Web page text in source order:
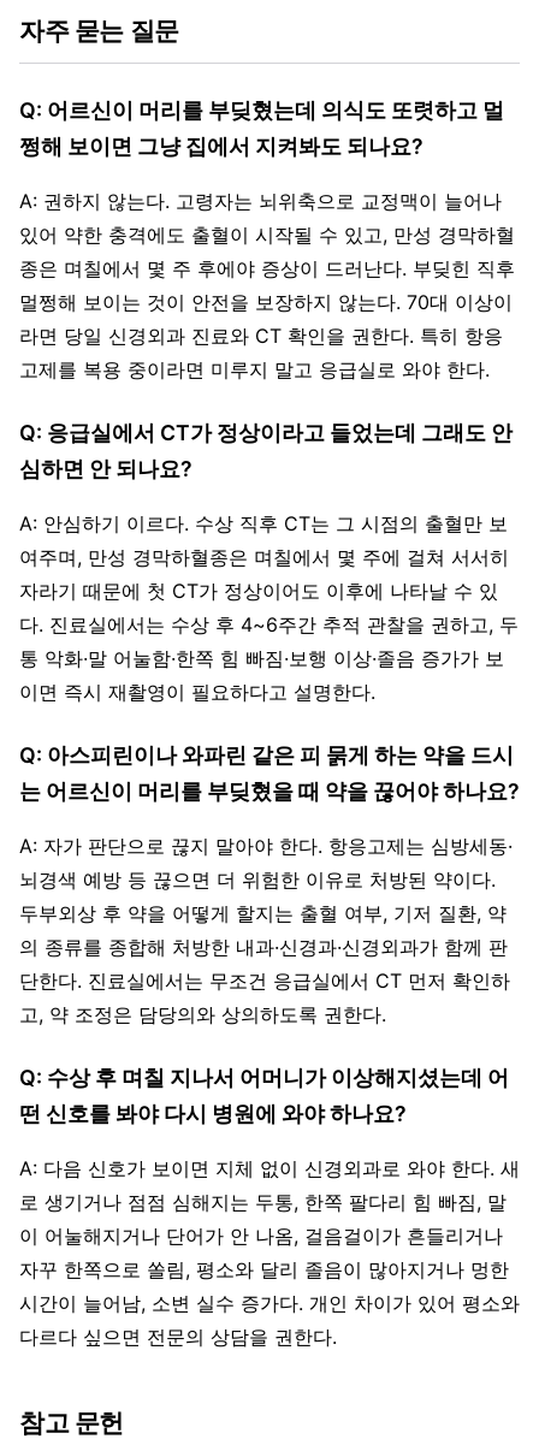
자주 묻는 질문
Q: 어르신이 머리를 부딪혔는데 의식도 또렷하고 멀
쩡해 보이면 그냥 집에서 지켜봐도 되나요?
A: 권하지 않는다. 고령자는 뇌위축으로 교정맥이 늘어나
있어 약한 충격에도 출혈이 시작될 수 있고, 만성 경막하혈
종은 며칠에서 몇 주 후에야 증상이 드러난다. 부딪힌 직후
멀쩡해 보이는 것이 안전을 보장하지 않는다. 70대 이상이
라면 당일 신경외과 진료와 CT 확인을 권한다. 특히 항응
고제를 복용 중이라면 미루지 말고 응급실로 와야 한다.
Q: 응급실에서 CT가 정상이라고 들었는데 그래도 안
심하면 안 되나요?
A: 안심하기 이르다. 수상 직후 CT는 그 시점의 출혈만 보
여주며, 만성 경막하혈종은 며칠에서 몇 주에 걸쳐 서서히
자라기 때문에 첫 CT가 정상이어도 이후에 나타날 수 있
다. 진료실에서는 수상 후 4~6주간 추적 관찰을 권하고, 두
통 악화·말 어눌함·한쪽 힘 빠짐·보행 이상·졸음 증가가 보
이면 즉시 재촬영이 필요하다고 설명한다.
Q: 아스피린이나 와파린 같은 피 묽게 하는 약을 드시
는 어르신이 머리를 부딪혔을 때 약을 끊어야 하나요?
A: 자가 판단으로 끊지 말아야 한다. 항응고제는 심방세동·
뇌경색 예방 등 끊으면 더 위험한 이유로 처방된 약이다.
두부외상 후 약을 어떻게 할지는 출혈 여부, 기저 질환, 약
의 종류를 종합해 처방한 내과·신경과·신경외과가 함께 판
단한다. 진료실에서는 무조건 응급실에서 CT 먼저 확인하
고, 약 조정은 담당의와 상의하도록 권한다.
Q: 수상 후 며칠 지나서 어머니가 이상해지셨는데 어
떤 신호를 봐야 다시 병원에 와야 하나요?
A: 다음 신호가 보이면 지체 없이 신경외과로 와야 한다. 새
로 생기거나 점점 심해지는 두통, 한쪽 팔다리 힘 빠짐, 말
이 어눌해지거나 단어가 안 나옴, 걸음걸이가 흔들리거나
자꾸 한쪽으로 쏠림, 평소와 달리 졸음이 많아지거나 멍한
시간이 늘어남, 소변 실수 증가다. 개인 차이가 있어 평소와
다르다 싶으면 전문의 상담을 권한다.
참고 문헌